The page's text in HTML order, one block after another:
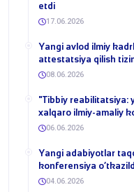
etdi
17.06.2026
Yangi avlod ilmiy
attestatsiya qilish
08.06.2026
​"Tibbiy reabilitatsiya:
xalqaro ilmiy-amaliy
06.06.2026
​Yangi adabiyotlar
konferensiya
04.06.2026